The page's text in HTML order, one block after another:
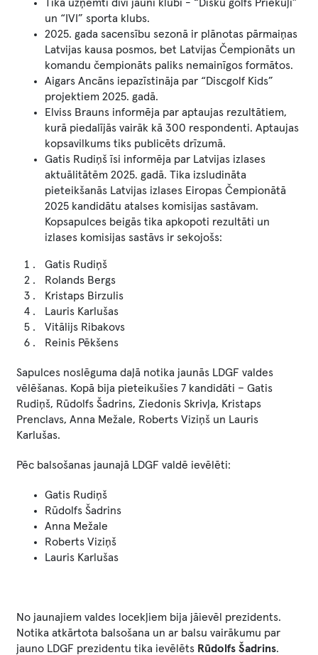
Tika uzņemti divi jauni klubi - “Disku golfs Priekuļi”
un “IVI” sporta klubs.
2025. gada sacensību sezonā ir plānotas pārmaiņas
Latvijas kausa posmos, bet Latvijas Čempionāts un
komandu čempionāts paliks nemainīgos formātos.
Aigars Ancāns iepazīstināja par “Discgolf Kids”
projektiem 2025. gadā.
Elviss Brauns informēja par aptaujas rezultātiem,
kurā piedalījās vairāk kā 300 respondenti. Aptaujas
kopsavilkums tiks publicēts drīzumā.
Gatis Rudiņš īsi informēja par Latvijas izlases
aktuālitātēm 2025. gadā. Tika izsludināta
pieteikšanās Latvijas izlases Eiropas Čempionātā
2025 kandidātu atalses komisijas sastāvam.
Kopsapulces beigās tika apkopoti rezultāti un
izlases komisijas sastāvs ir sekojošs:
Gatis Rudiņš
Rolands Bergs
Kristaps Birzulis
Lauris Karlušas
Vitālijs Ribakovs
Reinis Pēkšens
Sapulces noslēguma daļā notika jaunās LDGF valdes
vēlēšanas. Kopā bija pieteikušies 7 kandidāti – Gatis
Rudiņš, Rūdolfs Šadrins, Ziedonis Skrivļa, Kristaps
Prenclavs, Anna Mežale, Roberts Viziņš un Lauris
Karlušas.
Pēc balsošanas jaunajā LDGF valdē ievēlēti:
Gatis Rudiņš
Rūdolfs Šadrins
Anna Mežale
Roberts Viziņš
Lauris Karlušas
No jaunajiem valdes locekļiem bija jāievēl prezidents.
Notika atkārtota balsošana un ar balsu vairākumu par
jauno LDGF prezidentu tika ievēlēts Rūdolfs Šadrins.